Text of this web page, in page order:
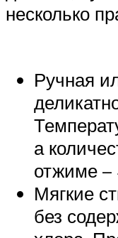
несколько
Ручная
а
отжиме
Мягкие
без